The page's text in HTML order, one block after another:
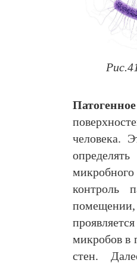
человека.
контроль
микробов в
стен.